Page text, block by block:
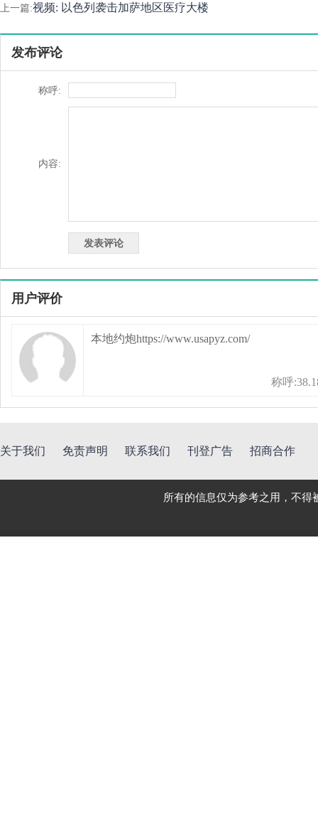
上一篇:视频: 以色列袭击加萨地区医疗大楼
发布评论
称呼:
内容:
用户评价
本地约炮https://www.usapyz.com/
称呼
关于我们 免责声明 联系我们 刊登广告 招商合作
所有的信息仅为参考之用，不